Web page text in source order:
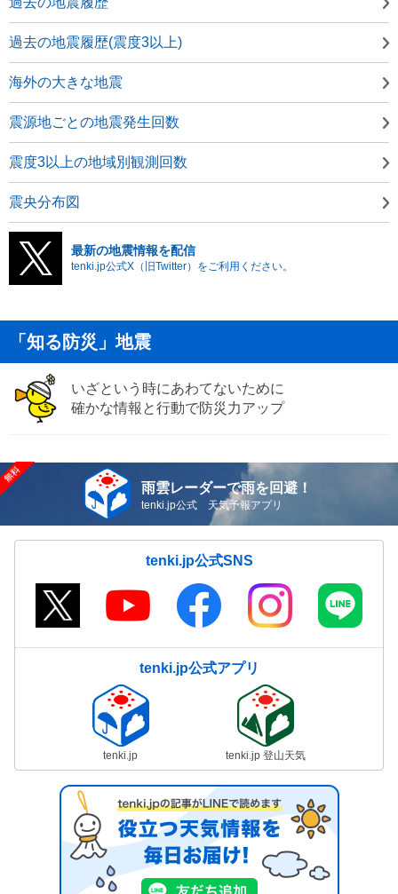
過去の地震履歴(震度3以上)
海外の大きな地震
震源地ごとの地震発生回数
震度3以上の地域別観測回数
震央分布図
最新の地震情報を配信
tenki.jp公式X（旧Twitter）をご利用ください。
「知る防災」地震
いざという時にあわてないために
確かな情報と行動で防災力アップ
雨雲レーダーで雨を回避！
tenki.jp公式 天気予報アプリ
tenki.jp公式SNS
tenki.jp公式アプリ
tenki.jp tenki.jp 登山天気